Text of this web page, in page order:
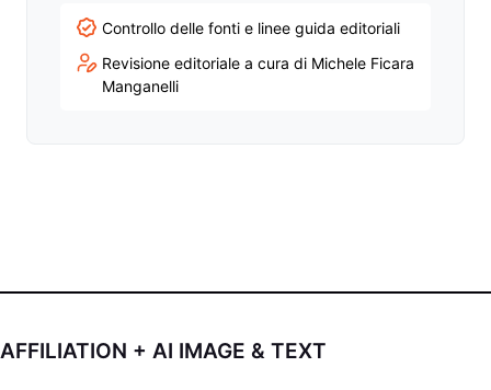
Controllo delle fonti e linee guida editoriali
Revisione editoriale a cura di Michele Ficara
Manganelli
AFFILIATION + AI IMAGE & TEXT